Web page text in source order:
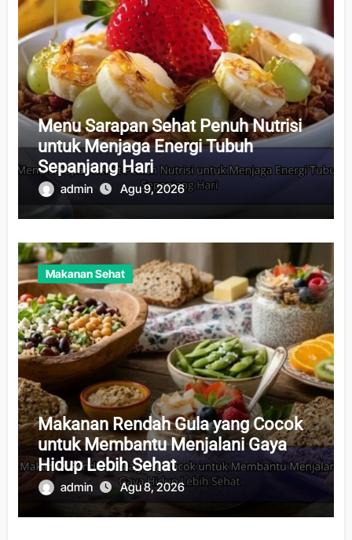
Menu Sarapan Sehat Penuh Nutrisi
untuk Menjaga Energi Tubuh
Sepanjang Hari
admin Agu 9, 2026
Makanan Sehat
Makanan Rendah Gula yang Cocok
untuk Membantu Menjalani Gaya
Hidup Lebih Sehat
admin Agu 8, 2026